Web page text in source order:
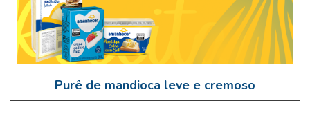
Purê de mandioca leve e cremoso